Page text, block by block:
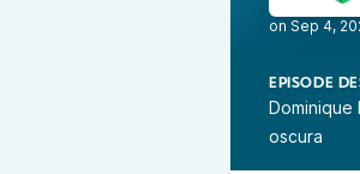
EPISODE
Dominique
oscura